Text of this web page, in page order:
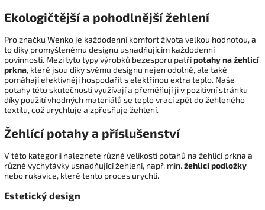
Ekologičtější a pohodlnější žehlení
Pro značku Wenko je každodenní komfort života velkou hodnotou, a
to díky promyšlenému designu usnadňujícím každodenní
povinnosti. Mezi tyto typy výrobků bezesporu patřípotahy na žehlicí
prkna, které jsou díky svému designu nejen odolné, ale také
pomáhají efektivněji hospodařit s elektřinou extra teplo. Naše
potahy této skutečnosti využívají a přeměňují ji v pozitivní stránku -
díky použití vhodných materiálů se teplo vrací zpět do žehleného
textilu, což urychluje a zpřesňuje žehlení.
Žehlící potahy a příslušenství
V této kategorii naleznete různé velikosti potahů na žehlicí prkna a
různé vychytávky usnadňující žehlení, např. min.žehlicí podložky
nebo rukavice, které tento proces urychlí.
Estetický design